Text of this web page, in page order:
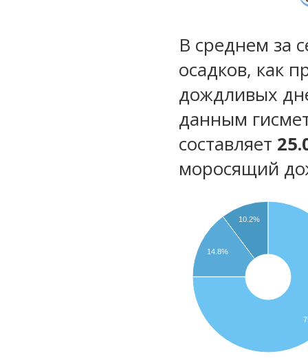
В среднем за
осадков, как
дождливых
данным
составляет
моросящий
10.2%
14.8%